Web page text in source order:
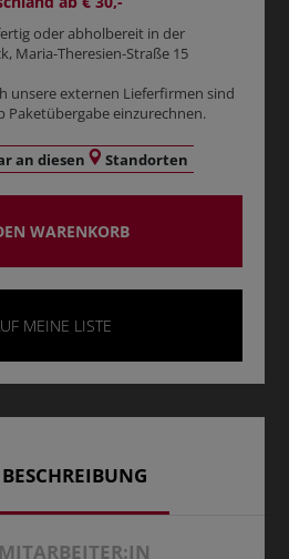
oder abholbereit in der
Maria-Theresien-Straße 15
unsere externen Lieferfirmen sind
Paketübergabe einzurechnen.
an diesen Standorten
WARENKORB
MEINE LISTE
BESCHREIBUNG
MITARBEITER:IN